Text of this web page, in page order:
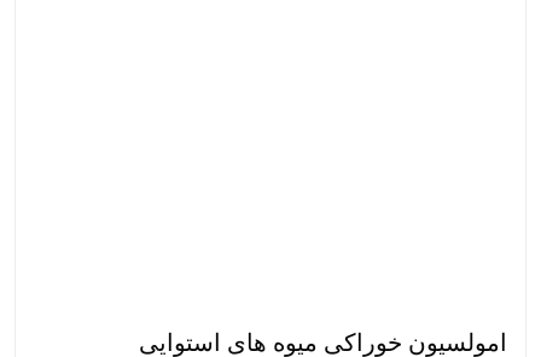
امولسیون خوراکی میوه های استوایی